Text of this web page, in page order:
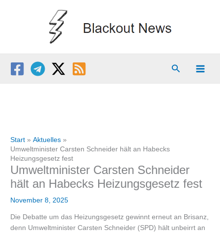
Suchen
Start
Aktuelles
Umweltminister Carsten Schneider hält an Habecks
Heizungsgesetz fest
Umweltminister Carsten Schneider
hält an Habecks Heizungsgesetz fest
November 8, 2025
Die Debatte um das Heizungsgesetz gewinnt erneut an Brisanz,
denn Umweltminister Carsten Schneider (SPD) hält unbeirrt an